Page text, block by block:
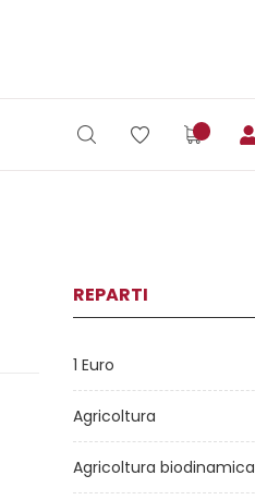
REPARTI
1 Euro
Agricoltura
Agricoltura biodinamica